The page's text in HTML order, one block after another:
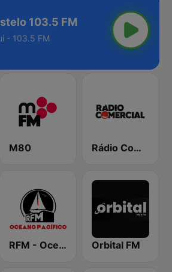
103.5 FM
- 103.5 FM
M80 Rádio Comercial
RFM - Oceano Pacífico Online Orbital FM